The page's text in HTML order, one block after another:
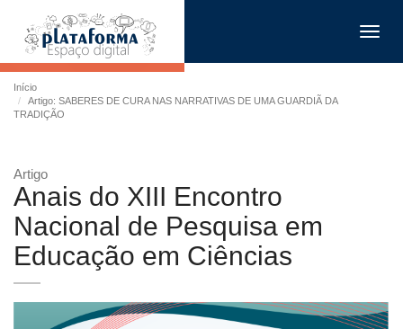
Início
Artigo: SABERES DE CURA NAS NARRATIVAS DE UMA GUARDIÃ DA
TRADIÇÃO
Artigo
Anais do XIII Encontro
Nacional de Pesquisa em
Educação em Ciências